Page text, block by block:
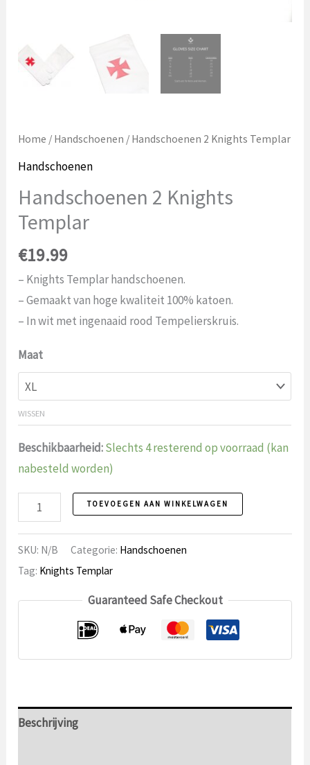
Home / Handschoenen / Handschoenen 2 Knights Templar
Handschoenen
Handschoenen 2 Knights
Templar
€19.99
– Knights Templar handschoenen.
– Gemaakt van hoge kwaliteit 100% katoen.
– In wit met ingenaaid rood Tempelierskruis.
Maat
WISSEN
Beschikbaarheid:Slechts 4 resterend op voorraad (kan
nabesteld worden)
Handschoenen
2
Knights
Templar
TOEVOEGEN AAN WINKELWAGEN
SKU: N/B Categorie: Handschoenen
Tag: Knights Templar
Guaranteed Safe Checkout
Beschrijving